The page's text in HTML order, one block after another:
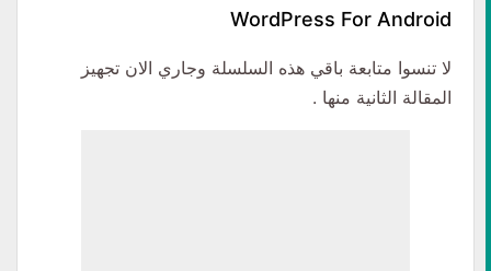
WordPress For Android
لا تنسوا متابعة باقي هذه السلسلة وجاري الان تجهيز
المقالة الثانية منها .